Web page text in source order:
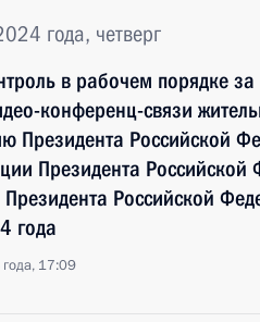
года, четверг
в рабочем порядке
конференц-связи
Президента Российской
Президента
Российской
года
17:09